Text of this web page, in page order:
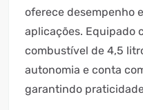
oferece desempenho
aplicações. Equipado
combustível de 4,5
autonomia e conta
garantindo